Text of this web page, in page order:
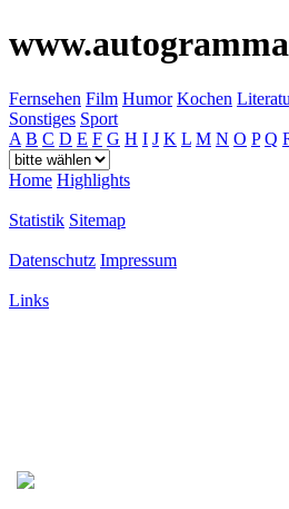
Fernsehen Film Humor Kochen
Sonstiges Sport
A B C D E F G H I J K L M N O P Q
Home Highlights
Statistik Sitemap
Datenschutz Impressum
Links